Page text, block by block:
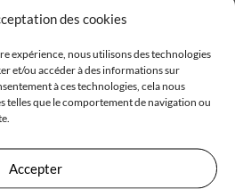
des cookies
expérience, nous utilisons des technologies
et/ou accéder à des informations sur
à ces technologies, cela nous
telles que le comportement de navigation ou
Accepter